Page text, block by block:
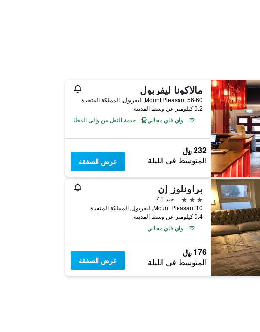
مالاكونا ليفربول
56-60 Mount Pleasant, ليفربول, المملكة المتحدة
0.2 كيلومتر عن وسط المدينة
واي فاي مجاني
خدمة النقل من وإلى المطار
232 ﷼
المتوسط في الليلة عرض الصفقة
براونلوز إن
3 نجوم
جيد 7.1
10 Mount Pleasant, ليفربول, المملكة المتحدة
0.4 كيلومتر عن وسط المدينة
واي فاي مجاني
176 ﷼
المتوسط في الليلة عرض الصفقة